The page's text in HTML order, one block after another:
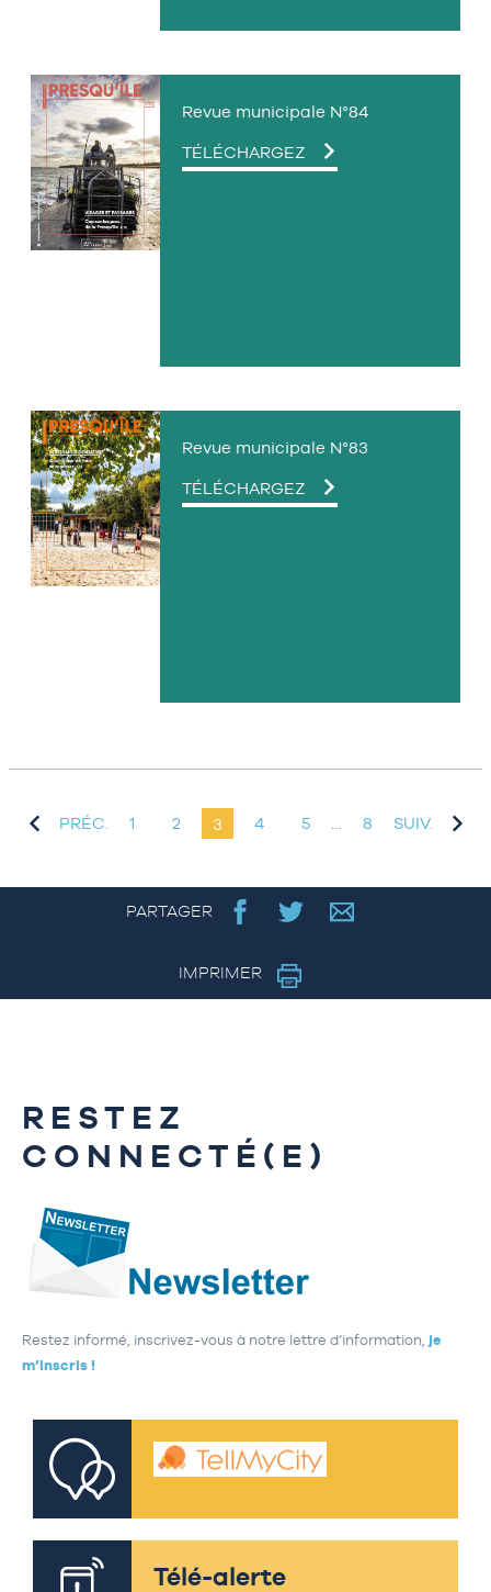
Revue municipale N°84
TÉLÉCHARGEZLE
FICHIER
Revue municipale N°83
TÉLÉCHARGEZLE
FICHIER
PRÉC. 1 2 3 4 5 8 SUIV.
PARTAGER
IMPRIMER
RESTEZ
CONNECTÉ(E)
Restez informé, inscrivez-vous à notre lettre d’information, je
m’inscris !
Télé-alerte